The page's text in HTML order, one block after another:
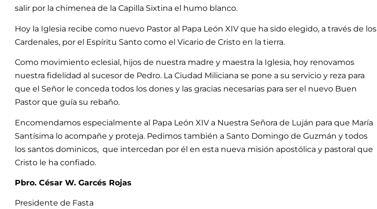
salir por la chimenea de la Capilla Sixtina el humo blanco.
Hoy la Iglesia recibe como nuevo Pastor al Papa León XIV que ha sido elegido, a través de los
Cardenales, por el Espíritu Santo como el Vicario de Cristo en la tierra.
Como movimiento eclesial, hijos de nuestra madre y maestra la Iglesia, hoy renovamos
nuestra fidelidad al sucesor de Pedro. La Ciudad Miliciana se pone a su servicio y reza para
que el Señor le conceda todos los dones y las gracias necesarias para ser el nuevo Buen
Pastor que guía su rebaño.
Encomendamos especialmente al Papa León XIV a Nuestra Señora de Luján para que María
Santísima lo acompañe y proteja. Pedimos también a Santo Domingo de Guzmán y todos
los santos dominicos, que intercedan por él en esta nueva misión apostólica y pastoral que
Cristo le ha confiado.
Pbro. César W. Garcés Rojas
Presidente de Fasta